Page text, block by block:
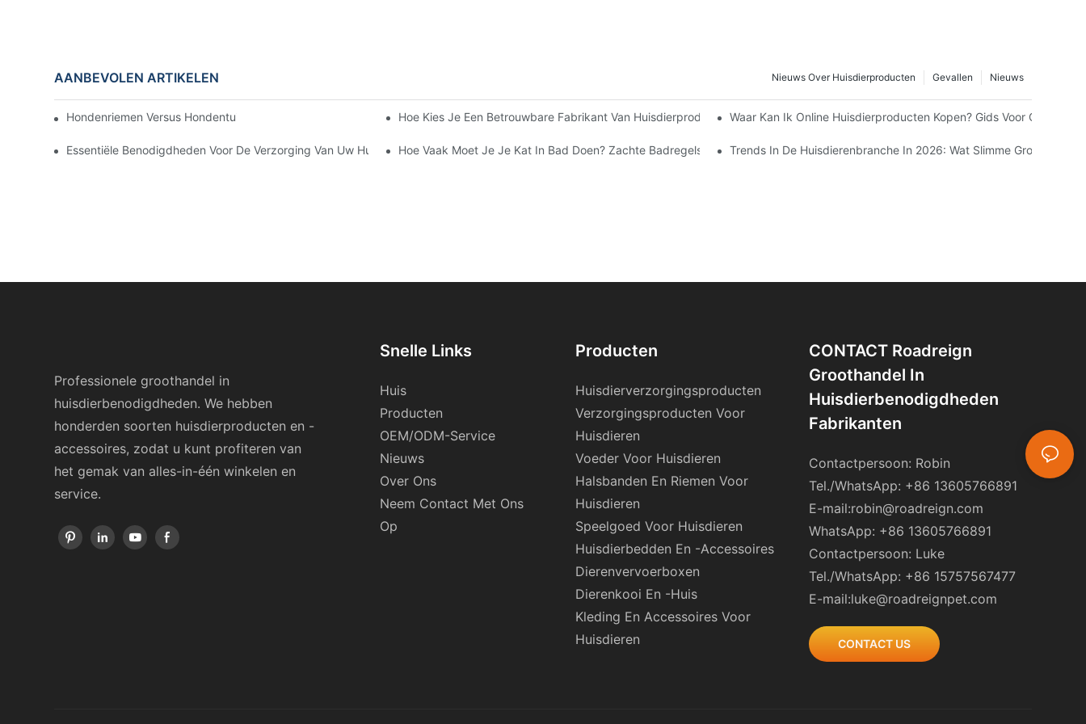
AANBEVOLEN ARTIKELEN Nieuws
Gevallen
Nieuws Over Huisdierproducten
Hondenriemen Versus Hondentuigen: Welke Is Het Beste Voor Jou?Hoe Kies Je Een Betrouwbare Fabrikant Van Huisdierproducten In China?Waar Kan Ik Online Huisdierproducten Kopen? Gids Voor
Essentiële Benodigdheden Voor De Verzorging Van Uw Huisdier: Een Uitgebreide Gids Voor Professionele Trimmers
Hoe Vaak Moet Je Je Kat In Bad Doen? Zachte Badregels Vanuit Het Perspectief Van Je Kat.
Trends In De Huisdierenbranche In 2026: Wat Slimme
Professionele groothandel in
huisdierbenodigdheden. We hebben
honderden soorten huisdierproducten en -
accessoires, zodat u kunt profiteren van
het gemak van alles-in-één winkelen en
service.
Snelle Links
Huis
Producten
OEM/ODM-Service
Nieuws
Over Ons
Neem Contact Met Ons
Op
Producten
Huisdierverzorgingsproducten
Verzorgingsproducten Voor
Huisdieren
Voeder Voor Huisdieren
Halsbanden En Riemen Voor
Huisdieren
Speelgoed Voor Huisdieren
Huisdierbedden En -accessoires
Dierenvervoerboxen
Dierenkooi En -huis
Kleding En Accessoires Voor
Huisdieren
CONTACT Roadreign
Groothandel In
Huisdierbenodigdheden
Fabrikanten
Contactpersoon: Robin
Tel./WhatsApp: +86 13605766891
E-mail:robin@roadreign.com
WhatsApp: +86 13605766891
Contactpersoon: Luke
Tel./WhatsApp: +86 15757567477
E-mail:luke@roadreignpet.com
CONTACT US